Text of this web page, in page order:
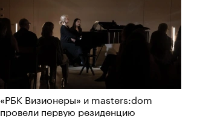
«РБК Визионеры» и masters:dom
провели первую резиденцию